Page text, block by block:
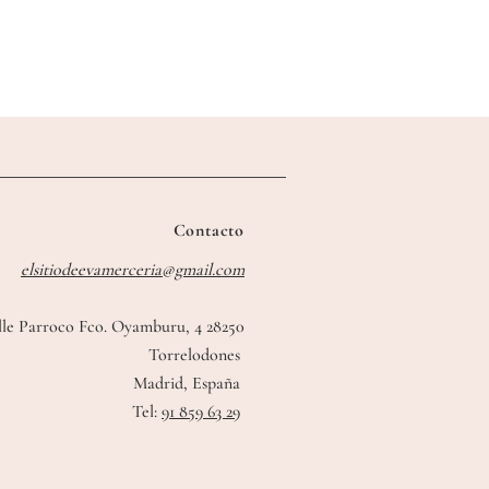
Contacto
elsitiodeevamerceria@gmail.com
Parroco Fco. Oyamburu, 4 28250
Torrelodones
Madrid, España
Tel: 91 859 63 29